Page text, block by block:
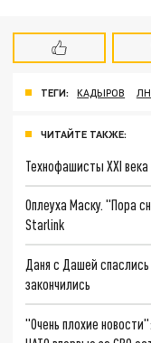
ТЕГИ: КАДЫРОВ
ЧИТАЙТЕ ТАКЖЕ:
Технофашисты XXI века
Оплеуха Маску. "Пора
Starlink
Даня с Дашей
закончились
"Очень плохие